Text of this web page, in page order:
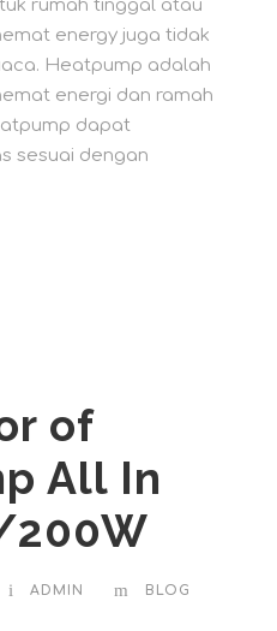
rumah tinggal atau
energy juga tidak
Heatpump adalah
energi dan ramah
dapat
sesuai dengan
of
All In
200W
ADMIN BLOG